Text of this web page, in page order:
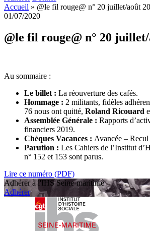
Accueil » @le fil rouge@ n° 20 juillet/août
01/07/2020
@le fil rouge@ n° 20
Au sommaire :
Le billet : La réouverture des cafés.
Hommage : 2 militants, fidèles
76 nous ont quitté, Roland Ricouard
Assemblée Générale : Rapports
financiers 2019.
Chèques Vacances : Avancée –
Parution : Les Cahiers de l’Institut
n° 152 et 153 sont parus.
Lire ce numéro (PDF)
Adhérer à l'IHS Seine-maritime
Adhérer